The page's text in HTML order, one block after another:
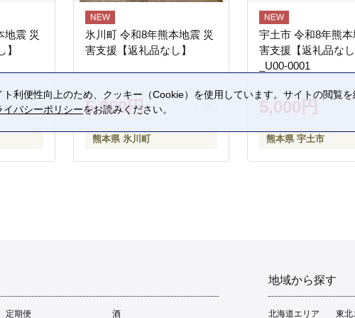
地震 災
氷川町 令和8年熊本地震 災
害支援【返礼品なし】
5,000円
熊本県 氷川町
宇土市 令和8年熊本
害支援【返礼品なし
_U00-0001
5,000円
熊本県 宇土市
定期便 酒
地域から探す
北海道エリア 東北
利便性向上のため、クッキー（Cookie）を使用しています。サイトの閲覧
イバシーポリシーをお読みください。